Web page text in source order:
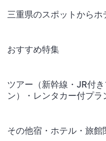
三重県のスポットから
おすすめ特集
ツアー（新幹線・JR付
ン）・レンタカー付プラ
その他宿・ホテル・旅館